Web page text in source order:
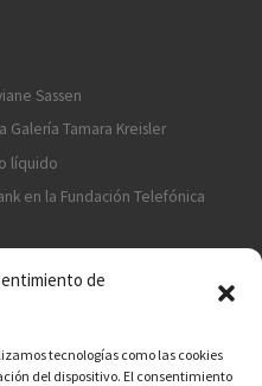
de
tecnologías como las cookies
del dispositivo. El consentimiento
Sassen
Galería Tamara Kreisler
líquido
en la Fundación Telefónica